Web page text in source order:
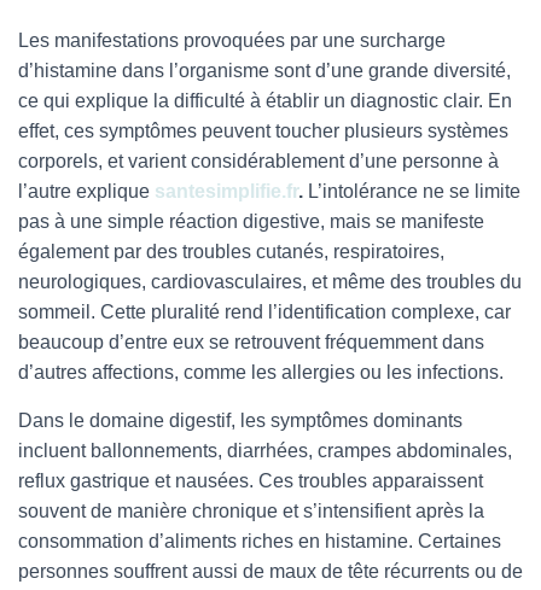
Les manifestations provoquées par une surcharge
d’histamine dans l’organisme sont d’une grande diversité,
ce qui explique la difficulté à établir un diagnostic clair. En
effet, ces symptômes peuvent toucher plusieurs systèmes
corporels, et varient considérablement d’une personne à
l’autre explique santesimplifie.fr. L’intolérance ne se limite
pas à une simple réaction digestive, mais se manifeste
également par des troubles cutanés, respiratoires,
neurologiques, cardiovasculaires, et même des troubles du
sommeil. Cette pluralité rend l’identification complexe, car
beaucoup d’entre eux se retrouvent fréquemment dans
d’autres affections, comme les allergies ou les infections.
Dans le domaine digestif, les symptômes dominants
incluent ballonnements, diarrhées, crampes abdominales,
reflux gastrique et nausées. Ces troubles apparaissent
souvent de manière chronique et s’intensifient après la
consommation d’aliments riches en histamine. Certaines
personnes souffrent aussi de maux de tête récurrents ou de